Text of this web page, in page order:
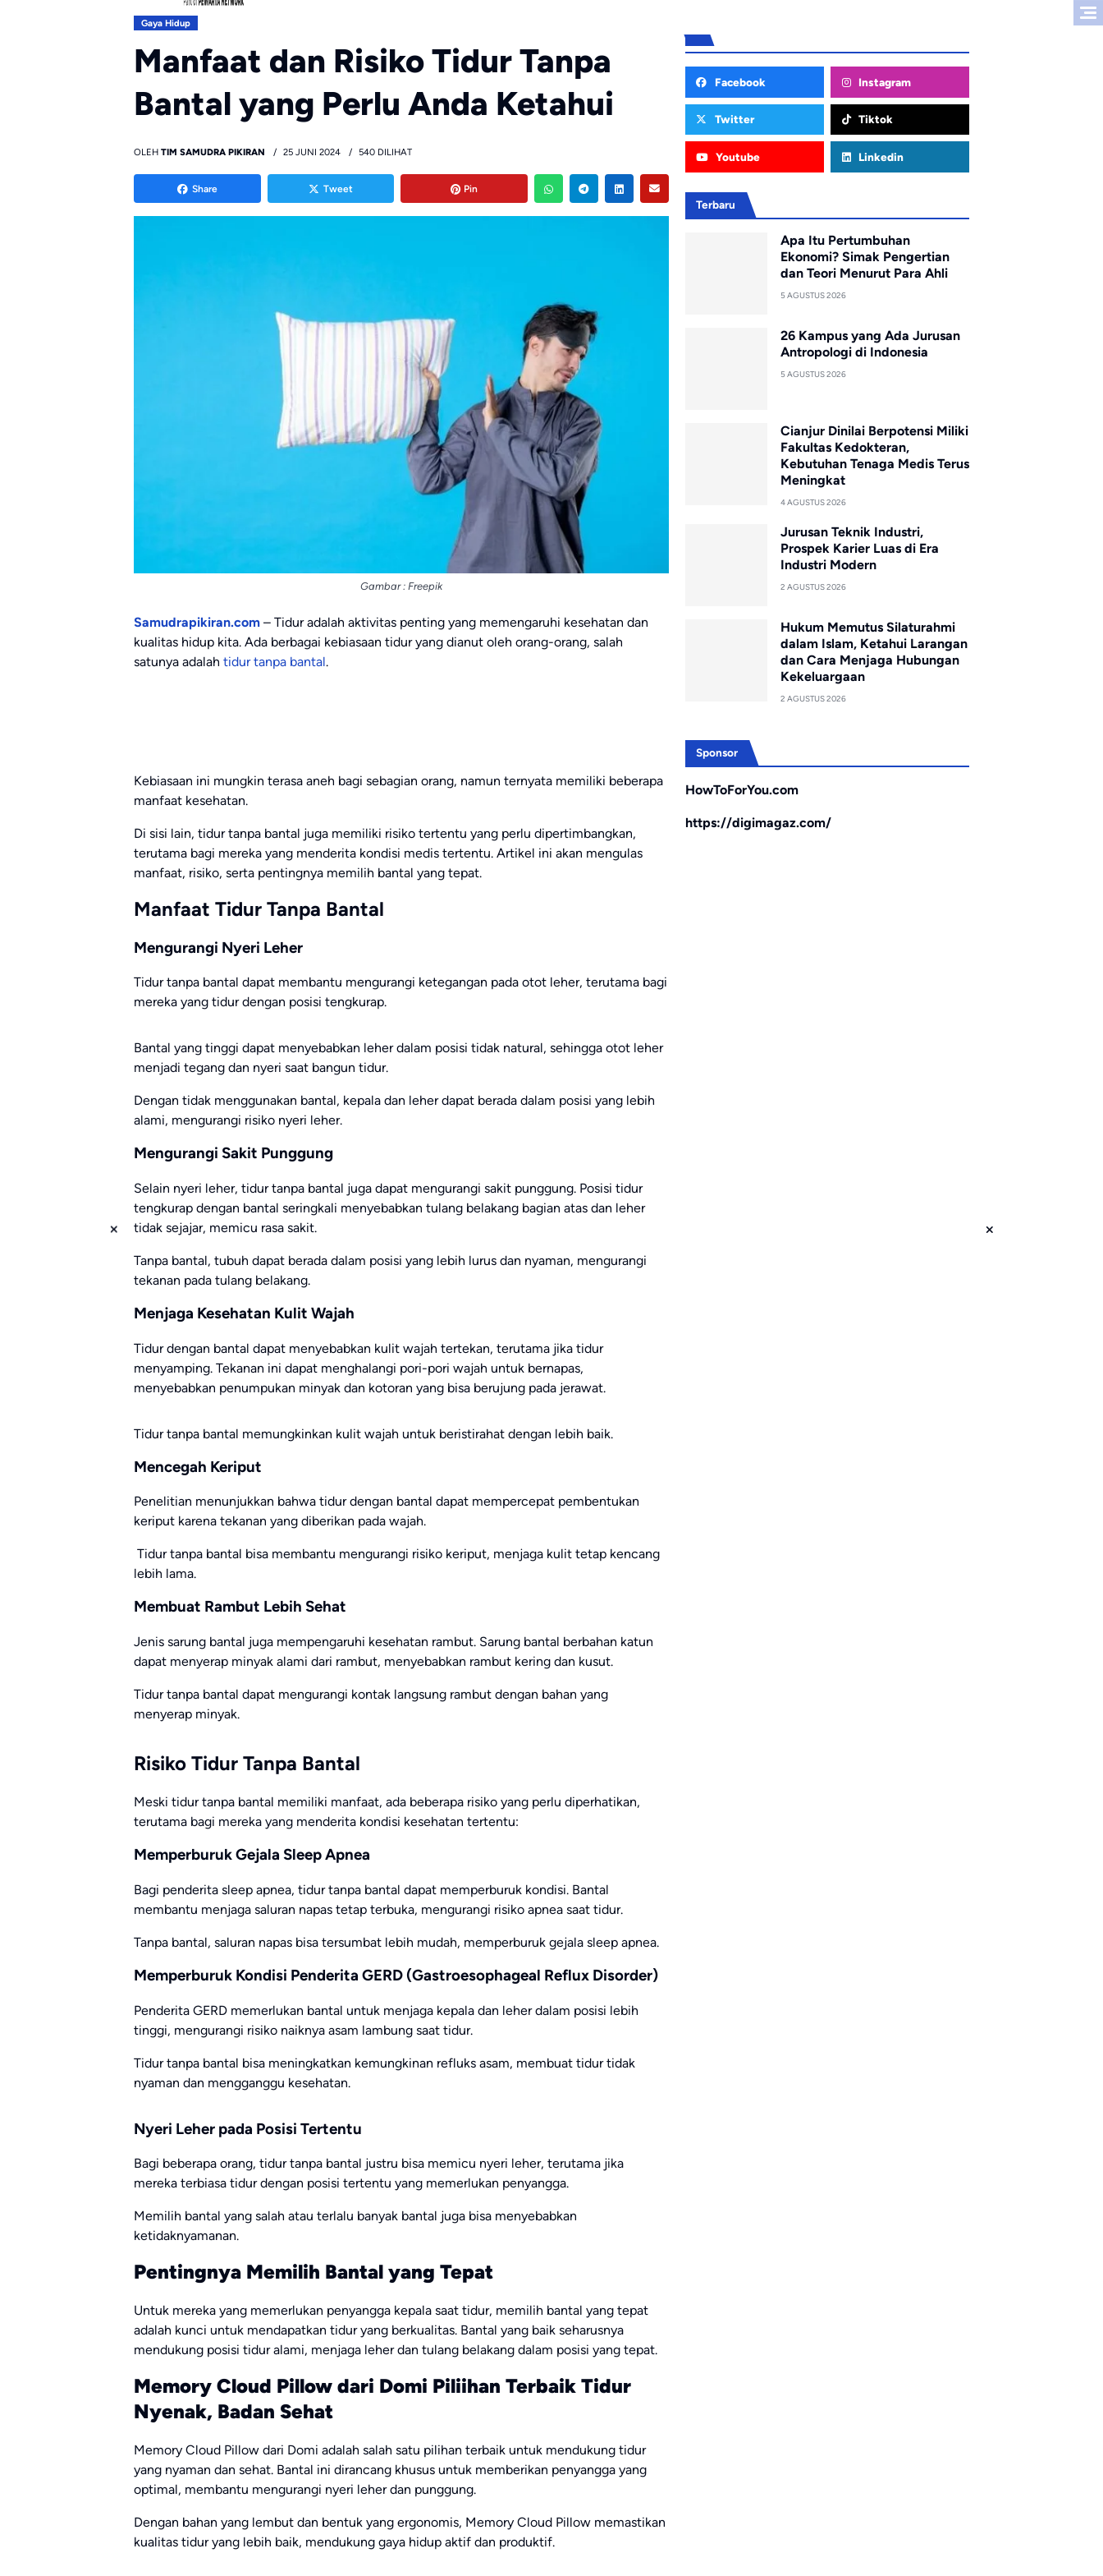
Gaya Hidup
Manfaat dan Risiko Tidur Tanpa
Bantal yang Perlu Anda Ketahui
OLEH TIM SAMUDRA PIKIRAN 25 JUNI 2024 540 DILIHAT
Share Tweet Pin
Gambar : Freepik
Samudrapikiran.com – Tidur adalah aktivitas penting yang memengaruhi kesehatan dan
kualitas hidup kita. Ada berbagai kebiasaan tidur yang dianut oleh orang-orang, salah
satunya adalah tidur tanpa bantal.
Kebiasaan ini mungkin terasa aneh bagi sebagian orang, namun ternyata memiliki beberapa
manfaat kesehatan.
Di sisi lain, tidur tanpa bantal juga memiliki risiko tertentu yang perlu dipertimbangkan,
terutama bagi mereka yang menderita kondisi medis tertentu. Artikel ini akan mengulas
manfaat, risiko, serta pentingnya memilih bantal yang tepat.
Manfaat Tidur Tanpa Bantal
Mengurangi Nyeri Leher
Tidur tanpa bantal dapat membantu mengurangi ketegangan pada otot leher, terutama bagi
mereka yang tidur dengan posisi tengkurap.
Bantal yang tinggi dapat menyebabkan leher dalam posisi tidak natural, sehingga otot leher
menjadi tegang dan nyeri saat bangun tidur.
Dengan tidak menggunakan bantal, kepala dan leher dapat berada dalam posisi yang lebih
alami, mengurangi risiko nyeri leher.
Mengurangi Sakit Punggung
Selain nyeri leher, tidur tanpa bantal juga dapat mengurangi sakit punggung. Posisi tidur
tengkurap dengan bantal seringkali menyebabkan tulang belakang bagian atas dan leher
tidak sejajar, memicu rasa sakit.
Tanpa bantal, tubuh dapat berada dalam posisi yang lebih lurus dan nyaman, mengurangi
tekanan pada tulang belakang.
Menjaga Kesehatan Kulit Wajah
Tidur dengan bantal dapat menyebabkan kulit wajah tertekan, terutama jika tidur
menyamping. Tekanan ini dapat menghalangi pori-pori wajah untuk bernapas,
menyebabkan penumpukan minyak dan kotoran yang bisa berujung pada jerawat.
Tidur tanpa bantal memungkinkan kulit wajah untuk beristirahat dengan lebih baik.
Mencegah Keriput
Penelitian menunjukkan bahwa tidur dengan bantal dapat mempercepat pembentukan
keriput karena tekanan yang diberikan pada wajah.
Tidur tanpa bantal bisa membantu mengurangi risiko keriput, menjaga kulit tetap kencang
lebih lama.
Membuat Rambut Lebih Sehat
Jenis sarung bantal juga mempengaruhi kesehatan rambut. Sarung bantal berbahan katun
dapat menyerap minyak alami dari rambut, menyebabkan rambut kering dan kusut.
Tidur tanpa bantal dapat mengurangi kontak langsung rambut dengan bahan yang
menyerap minyak.
Risiko Tidur Tanpa Bantal
Meski tidur tanpa bantal memiliki manfaat, ada beberapa risiko yang perlu diperhatikan,
terutama bagi mereka yang menderita kondisi kesehatan tertentu:
Memperburuk Gejala Sleep Apnea
Bagi penderita sleep apnea, tidur tanpa bantal dapat memperburuk kondisi. Bantal
membantu menjaga saluran napas tetap terbuka, mengurangi risiko apnea saat tidur.
Tanpa bantal, saluran napas bisa tersumbat lebih mudah, memperburuk gejala sleep apnea.
Memperburuk Kondisi Penderita GERD (Gastroesophageal Reflux Disorder)
Penderita GERD memerlukan bantal untuk menjaga kepala dan leher dalam posisi lebih
tinggi, mengurangi risiko naiknya asam lambung saat tidur.
Tidur tanpa bantal bisa meningkatkan kemungkinan refluks asam, membuat tidur tidak
nyaman dan mengganggu kesehatan.
Nyeri Leher pada Posisi Tertentu
Bagi beberapa orang, tidur tanpa bantal justru bisa memicu nyeri leher, terutama jika
mereka terbiasa tidur dengan posisi tertentu yang memerlukan penyangga.
Memilih bantal yang salah atau terlalu banyak bantal juga bisa menyebabkan
ketidaknyamanan.
Pentingnya Memilih Bantal yang Tepat
Untuk mereka yang memerlukan penyangga kepala saat tidur, memilih bantal yang tepat
adalah kunci untuk mendapatkan tidur yang berkualitas. Bantal yang baik seharusnya
mendukung posisi tidur alami, menjaga leher dan tulang belakang dalam posisi yang tepat.
Memory Cloud Pillow dari Domi Piliihan Terbaik Tidur
Nyenak, Badan Sehat
Memory Cloud Pillow dari Domi adalah salah satu pilihan terbaik untuk mendukung tidur
yang nyaman dan sehat. Bantal ini dirancang khusus untuk memberikan penyangga yang
optimal, membantu mengurangi nyeri leher dan punggung.
Dengan bahan yang lembut dan bentuk yang ergonomis, Memory Cloud Pillow memastikan
kualitas tidur yang lebih baik, mendukung gaya hidup aktif dan produktif.
Facebook Instagram
Twitter Tiktok
Youtube Linkedin
Terbaru
Apa Itu Pertumbuhan
Ekonomi? Simak Pengertian
dan Teori Menurut Para Ahli
5 AGUSTUS 2026
26 Kampus yang Ada Jurusan
Antropologi di Indonesia
5 AGUSTUS 2026
Cianjur Dinilai Berpotensi Miliki
Fakultas Kedokteran,
Kebutuhan Tenaga Medis Terus
Meningkat
4 AGUSTUS 2026
Jurusan Teknik Industri,
Prospek Karier Luas di Era
Industri Modern
2 AGUSTUS 2026
Hukum Memutus Silaturahmi
dalam Islam, Ketahui Larangan
dan Cara Menjaga Hubungan
Kekeluargaan
2 AGUSTUS 2026
Sponsor
HowToForYou.com
https://digimagaz.com/